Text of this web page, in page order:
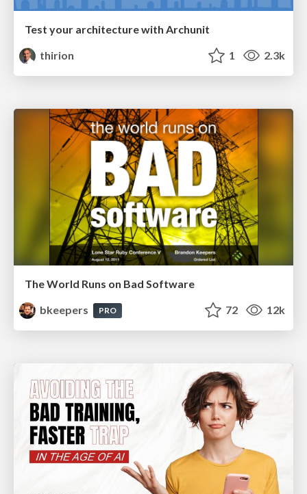
Test your architecture with Archunit
thirion
1 2.3k
The World Runs on Bad Software
bkeepers
PRO 72 12k